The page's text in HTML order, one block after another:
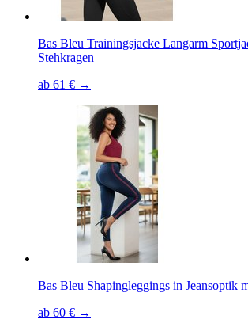
Bas Bleu Trainingsjacke Langarm
Stehkragen
ab 61 € →
Bas Bleu Shapingleggings in Jeansoptik
ab 60 € →